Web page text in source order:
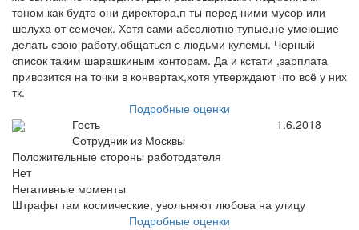
тоном как будто они директора,п ты перед ними мусор или
шелуха от семечек. Хотя сами абсолютно тупые,не умеющие
делать свою работу,общаться с людьми кулемы. Черный
список таким шарашкиным конторам. Да и кстати ,зарплата
привозится на точки в конвертах,хотя утверждают что всё у них
тк.
Подробные оценки
Гость
Сотрудник из Москвы
1.6.2018
Положительные стороны работодателя
Нет
Негативные моменты
Штрафы там космические, увольняют любова на улицу
Подробные оценки